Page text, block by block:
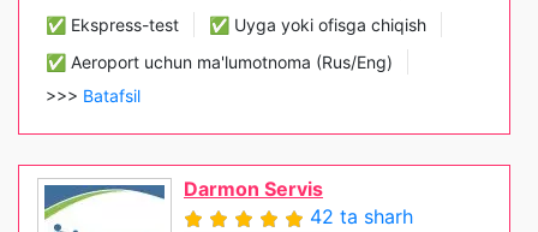
✅ Ekspress-test
✅ Uyga yoki ofisga chiqish
✅ Aeroport uchun ma'lumotnoma (Rus/Eng)
>>> Batafsil
Darmon Servis
42 ta sharh